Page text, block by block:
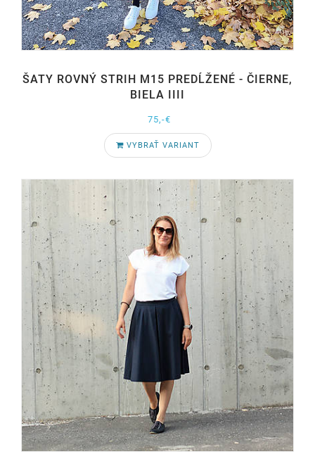
ŠATY ROVNÝ STRIH M15 PREDĹŽENÉ - ČIERNE,
BIELA IIII
75,-€
VYBRAŤ VARIANT